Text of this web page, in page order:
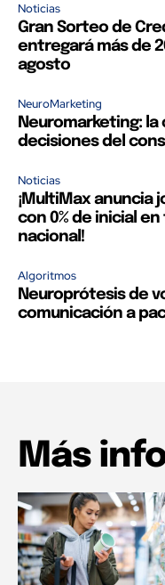
Noticias
Gran Sorteo de
entregará más de
agosto
NeuroMarketing
Neuromarketing:
decisiones del
Noticias
¡MultiMax anuncia
con 0% de inicial
nacional!
Algoritmos
Neuroprótesis de
comunicación a
Más